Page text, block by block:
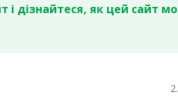
і дізнайтеся, як цей сайт